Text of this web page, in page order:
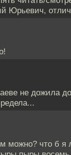
Юрьевич,
не дожила до
можно? что б я